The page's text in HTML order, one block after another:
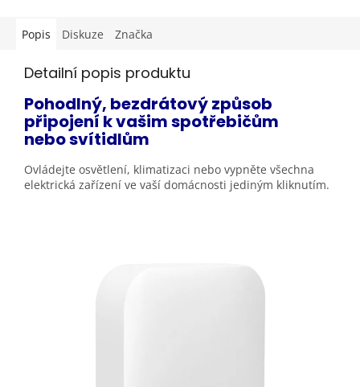
Popis Diskuze Značka
Detailní popis produktu
Pohodlný, bezdrátový způsob
připojení k vašim spotřebičům
nebosvítidlům
Ovládejte osvětlení, klimatizaci nebo vypněte všechna
elektrická zařízení ve vaší domácnosti jediným kliknutím.